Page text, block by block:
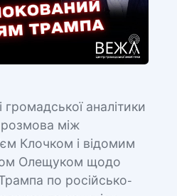
аналітики
між
Клочком і відомим
Олещуком щодо
по російсько-